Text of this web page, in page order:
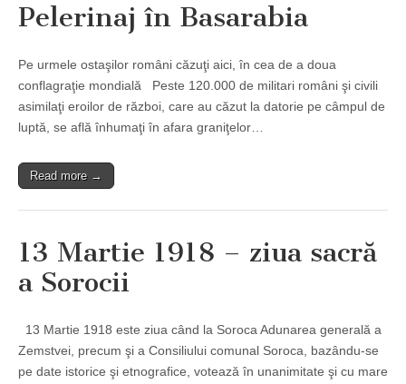
Pelerinaj în Basarabia
Pe urmele ostaşilor români căzuţi aici, în cea de a doua
conflagraţie mondială Peste 120.000 de militari români şi civili
asimilaţi eroilor de război, care au căzut la datorie pe câmpul de
luptă, se află înhumaţi în afara graniţelor…
Read more →
13 Martie 1918 – ziua sacră
a Sorocii
13 Martie 1918 este ziua când la Soroca Adunarea generală a
Zemstvei, precum şi a Consiliului comunal Soroca, bazându-se
pe date istorice şi etnografice, votează în unanimitate şi cu mare